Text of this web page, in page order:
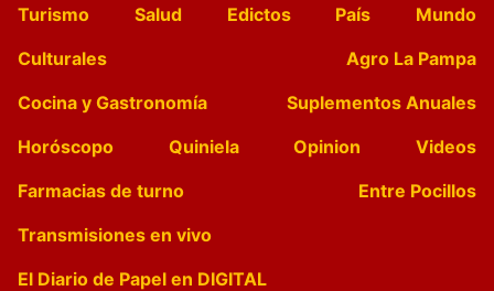
Turismo
Salud Edictos País
Mundo
Culturales
Agro La Pampa
Cocina y Gastronomía
Suplementos Anuales
Horóscopo
Quiniela Opinion
Videos
Farmacias de turno
Entre Pocillos
Transmisiones en vivo
El Diario de Papel en DIGITAL